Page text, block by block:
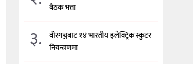
बैठक भत्ता
३.
वीरगञ्जबाट १४ भारतीय इलेक्ट्रिक स्कुटर
नियन्त्रणमा